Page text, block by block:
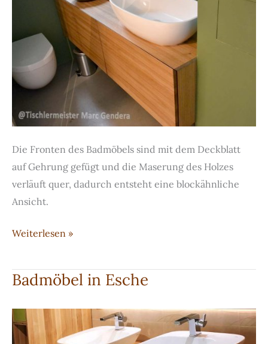
Die Fronten des Badmöbels sind mit dem Deckblatt
auf Gehrung gefügt und die Maserung des Holzes
verläuft quer, dadurch entsteht eine blockähnliche
Ansicht.
Badmöbel
Eiche
mit
Weiterlesen »
Badmöbel in Esche